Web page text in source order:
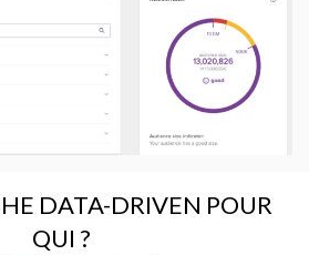
DATA-DRIVEN POUR
QUI ?